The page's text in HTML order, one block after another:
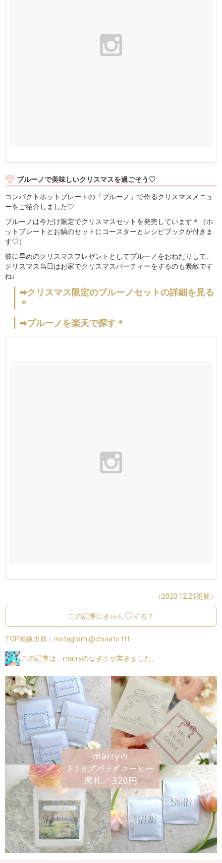
ブルーノで美味しいクリスマスを過ごそう♡
コンパクトホットプレートの「ブルーノ」で作るクリスマスメニュ
ーをご紹介しました♡
ブルーノは今だけ限定でクリスマスセットを発売しています＊（ホ
ットプレートとお鍋のセットにコースターとレシピブックが付きま
す♡）
彼に早めのクリスマスプレゼントとしてブルーノをおねだりして、
クリスマス当日はお家でクリスマスパーティーをするのも素敵です
ね♩
➡クリスマス限定のブルーノセットの詳細を見る
＊
➡ブルーノを楽天で探す＊
（2020.12.26更新）
この記事にきゅん する？
TOP画像出典： instagram @chisato.ttt
この記事は、marryのなぎさが書きました。